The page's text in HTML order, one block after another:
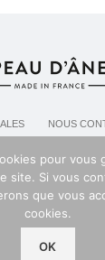
NOUS
DE
PEAU D'ANE
pour vous
site. Si vous
que vous
cookies.
OK